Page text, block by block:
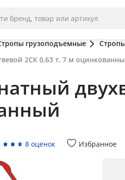
грузоподъемные
2СК 0,63 т, 7 м
8 оценок Избранное